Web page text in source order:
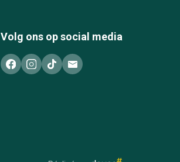
Volg ons op social media